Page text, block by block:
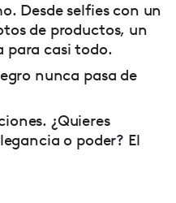
Desde selfies con un
de productos, un
para casi todo.
nunca pasa de
¿Quieres
o poder? El